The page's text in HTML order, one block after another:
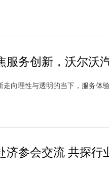
服务创新，沃尔沃
走向理性与透明的当下，服务
济参会交流 共探行